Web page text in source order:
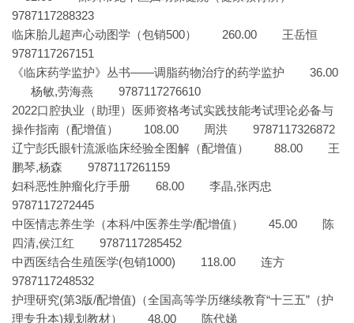
9787117288323
临床胎儿超声心动图学（包销500） 260.00 王岳恒
9787117267151
《临床药学监护》丛书——调脂药物治疗的药学监护 36.00
杨敏,劳海燕 9787117276610
2022口腔执业（助理）医师资格考试实践技能考试理论必备与
操作指南（配增值） 108.00 周洪 9787117326872
辽宁彭氏眼针流派临床经验全图解（配增值） 88.00 王
鹏琴,杨森 9787117261159
妇科恶性肿瘤化疗手册 68.00 李晶,张丙忠
9787117272445
中医情志养生学（本科/中医养生学/配增值） 45.00 陈
四清,侯江红 9787117285452
中西医结合生殖医学(包销1000) 118.00 连方
9787117248532
护理研究(第3版/配增值)（全国高等学历继续教育“十三五”（护
理专升本)规划教材） 48.00 陈代娣